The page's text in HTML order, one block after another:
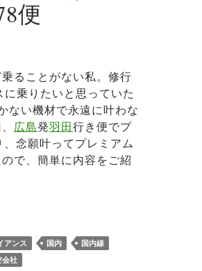
便
ることがない私。修行
乗りたいと思っていた
ない機材で永遠に叶わな
広島発羽田行き便でプ
念願叶ってプレミアム
で、簡単に内容をご紹
広島→羽田 ANA678便
アンス 国内
国内線
会社